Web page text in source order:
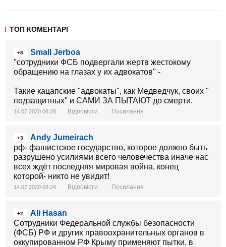
ТОП КОМЕНТАРІ
+8
Small Jerboa
"сотрудники ФСБ подвергали жертв жестокому
обращению на глазах у их адвокатов" -
Такие кацапские "адвокаты", как Медведчук, своих "
подзащитных" и САМИ ЗА ПЫТАЮТ до смерти.
14.07.2020 08:28 Відповісти Посилання
+3
Andy Jumeirach
рф- фашистское государство, которое должно быть
разрушено усилиями всего человечества иначе нас
всех ждёт последняя мировая война, конец
которой- никто не увидит!
14.07.2020 08:24 Відповісти Посилання
+2
Ali Hasan
Сотрудники Федеральной службы безопасности
(ФСБ) РФ и других правоохранительных органов в
оккупированном РФ Крыму применяют пытки, в